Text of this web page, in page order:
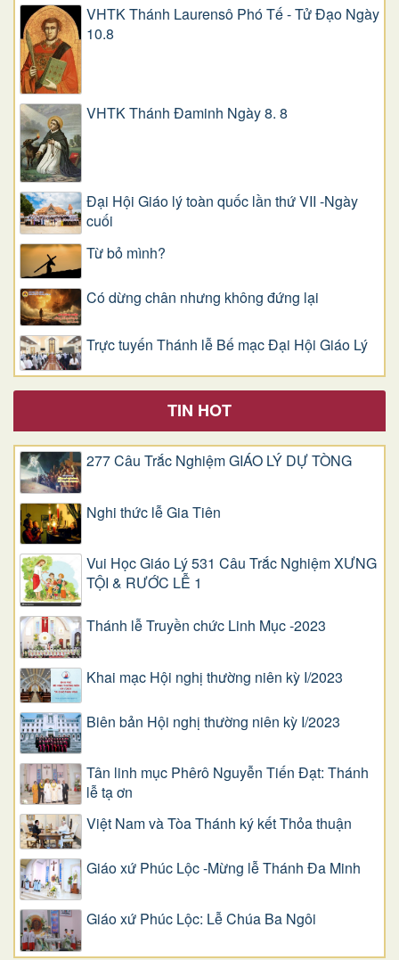
VHTK Thánh Laurensô Phó Tế - Tử Đạo Ngày
10.8
VHTK Thánh Đaminh Ngày 8. 8
Đại Hội Giáo lý toàn quốc lần thứ VII -Ngày
cuối
Từ bỏ mình?
Có dừng chân nhưng không đứng lại
Trực tuyến Thánh lễ Bế mạc Đại Hội Giáo Lý
TIN HOT
277 Câu Trắc Nghiệm GIÁO LÝ DỰ TÒNG
Nghi thức lễ Gia Tiên
Vui Học Giáo Lý 531 Câu Trắc Nghiệm XƯNG
TỘI & RƯỚC LỄ 1
Thánh lễ Truyền chức Linh Mục -2023
Khai mạc Hội nghị thường niên kỳ I/2023
Biên bản Hội nghị thường niên kỳ I/2023
Tân linh mục Phêrô Nguyễn Tiến Đạt: Thánh
lễ tạ ơn
Việt Nam và Tòa Thánh ký kết Thỏa thuận
Giáo xứ Phúc Lộc -Mừng lễ Thánh Đa Minh
Giáo xứ Phúc Lộc: Lễ Chúa Ba Ngôi